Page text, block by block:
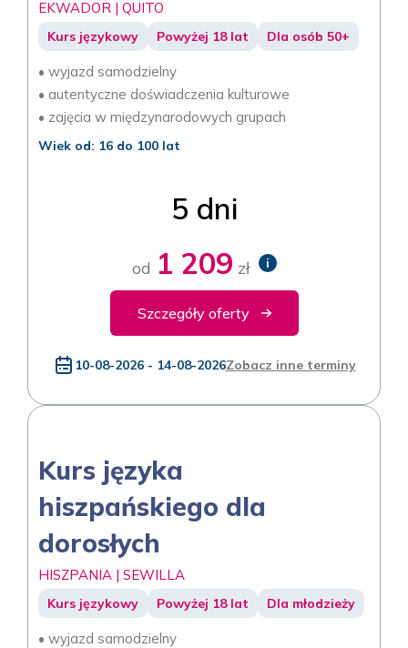
EKWADOR | QUITO
Kurs językowy Powyżej 18 lat Dla osób 50+
• wyjazd samodzielny
• autentyczne doświadczenia kulturowe
• zajęcia w międzynarodowych grupach
Wiek od: 16 do 100 lat
5 dni
od 1 209 zł i
Szczegóły oferty
10-08-2026 - 14-08-2026Zobacz inne terminy
Kurs języka
hiszpańskiego dla
dorosłych
HISZPANIA | SEWILLA
Kurs językowy Powyżej 18 lat Dla młodzieży
• wyjazd samodzielny